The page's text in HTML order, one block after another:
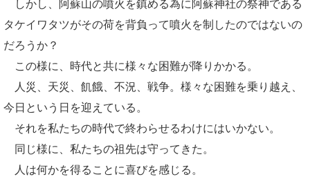
しかし、阿蘇山の噴火を鎮める為に阿蘇神社の祭神である
タケイワタツがその荷を背負って噴火を制したのではないの
だろうか？
この様に、時代と共に様々な困難が降りかかる。
人災、天災、飢餓、不況、戦争。様々な困難を乗り越え、
今日という日を迎えている。
それを私たちの時代で終わらせるわけにはいかない。
同じ様に、私たちの祖先は守ってきた。
人は何かを得ることに喜びを感じる。